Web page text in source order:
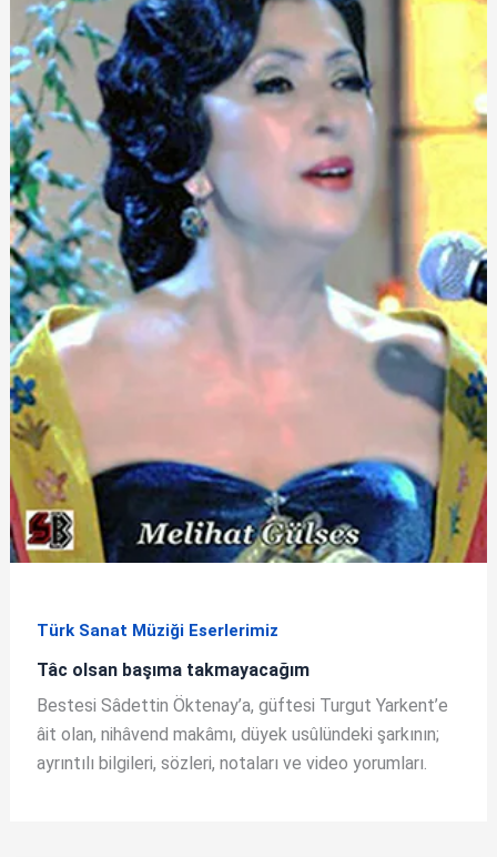
Türk Sanat Müziği Eserlerimiz
Tâc olsan başıma takmayacağım
Bestesi Sâdettin Öktenay’a, güftesi Turgut Yarkent’e
âit olan, nihâvend makâmı, düyek usûlündeki şarkının;
ayrıntılı bilgileri, sözleri, notaları ve video yorumları.